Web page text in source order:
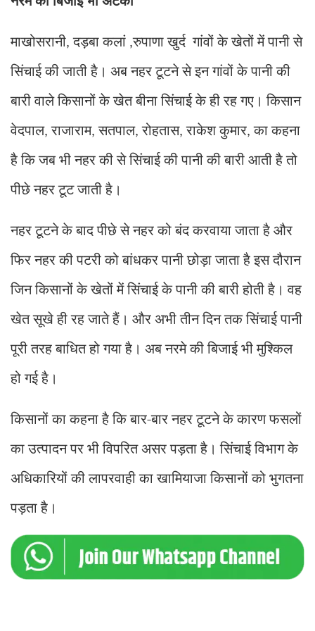
माखोसरानी,दड़बा कलां ,रुपाणा खुर्द गांवों के खेतों में पानी से
सिंचाई की जाती है। अब नहर टूटने से इन गांवों के पानी की
बारी वाले किसानों के खेत बीना सिंचाई के ही रह गए। किसान
वेदपाल,राजाराम,सतपाल,रोहतास,राकेश कुमार,का कहना
है कि जब भी नहर की से सिंचाई की पानी की बारी आती है तो
पीछे नहर टूट जाती है।
नहर टूटने के बाद पीछे से नहर को बंद करवाया जाता है और
फिर नहर की पटरी को बांधकर पानी छोड़ा जाता है इस दौरान
जिन किसानों के खेतों में सिंचाई के पानी की बारी होती है। वह
खेत सूखे ही रह जाते हैं। और अभी तीन दिन तक सिंचाई पानी
पूरी तरह बाधित हो गया है। अब नरमे की बिजाई भी मुश्किल
हो गई है।
किसानों का कहना है कि बार-बार नहर टूटने के कारण फसलों
का उत्पादन पर भी विपरित असर पड़ता है। सिंचाई विभाग के
अधिकारियों की लापरवाही का खामियाजा किसानों को भुगतना
पड़ता है।